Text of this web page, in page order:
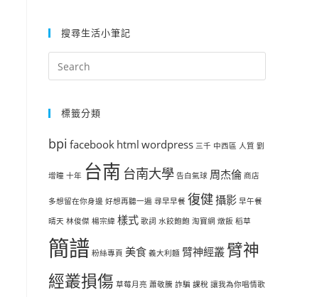
搜尋生活小筆記
標籤分類
bpi facebook html wordpress 三千 中西區 人質 劉
增瞳 十年 台南 台南大學 告白氣球 周杰倫 商店
多想留在你身邊 好想再聽一遍 尋早早餐 復健攝影 早午餐
晴天 林俊傑 楊宗緯 樣式 歌詞 水餃飽飽 淘寶網 燉飯 稻草
簡譜 粉絲專頁 美食 義大利麵 臂神經叢 臂神
經叢損傷 草莓月亮 蕭敬騰 詐騙 課稅 讓我為你唱情歌